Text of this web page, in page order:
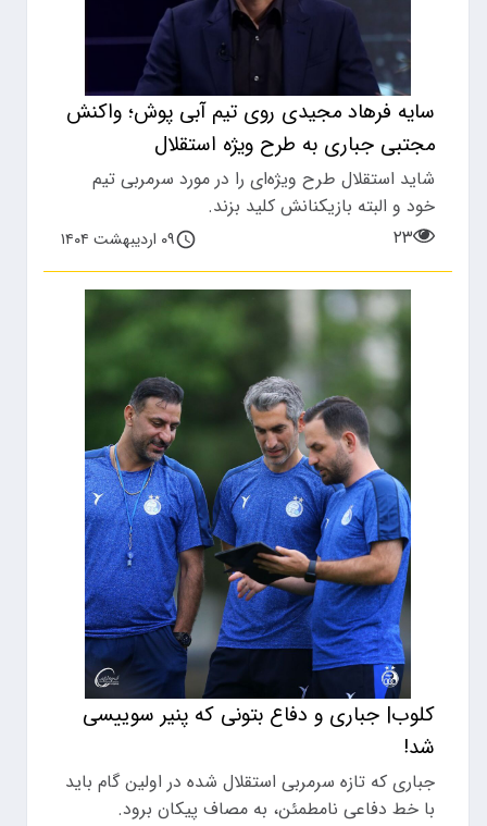
سایه فرهاد مجیدی روی تیم آبی پوش؛ واکنش
مجتبی جباری به طرح ویژه استقلال
شاید استقلال طرح ویژه‌ای را در مورد سرمربی تیم
خود و البته بازیکنانش کلید بزند.
۲۳
۰۹ اردیبهشت ۱۴۰۴
کلوب| جباری و دفاع بتونی که پنیر سوییسی
شد!
جباری که تازه سرمربی استقلال شده در اولین گام باید
با خط دفاعی نامطمئن، به مصاف پیکان برود.